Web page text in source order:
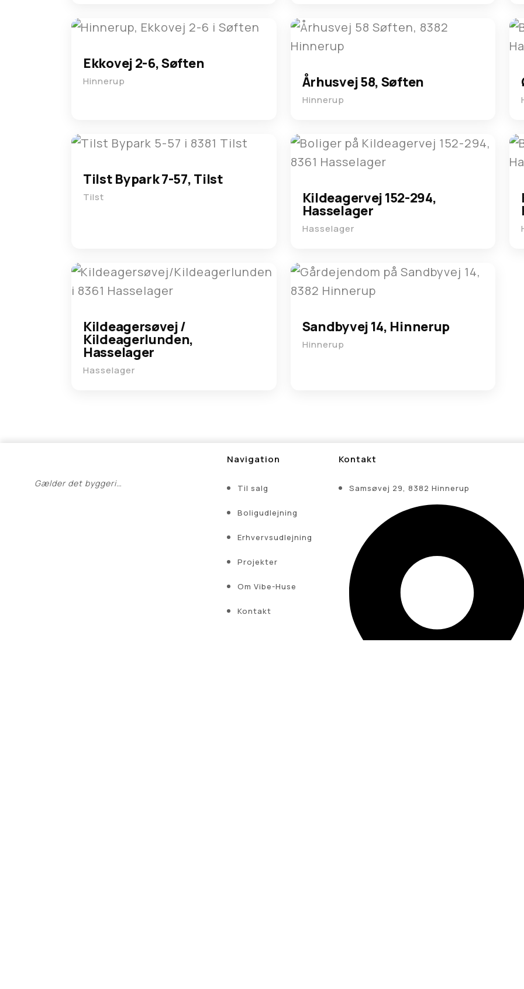
Ekkovej 2-6, Søften
Hinnerup Århusvej 58, Søften
Hinnerup
Tilst Bypark 7-57, Tilst
Tilst Kildeagervej 152-294,
Hasselager
Hasselager
Kildeagersøvej /
Kildeagerlunden,
Hasselager
Hasselager
Sandbyvej 14, Hinnerup
Hinnerup
Gælder det byggeri…
Navigation
Til salg
Boligudlejning
Erhvervsudlejning
Projekter
Om Vibe-Huse
Kontakt
Kontakt
Samsøvej 29, 8382 Hinnerup